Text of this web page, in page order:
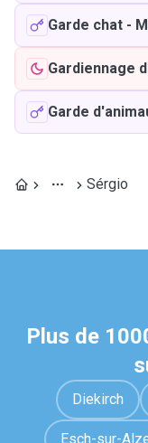
Garde chat -
Gardiennage
Garde
Sérgio
Plus de
Diekirch
Esch-sur-